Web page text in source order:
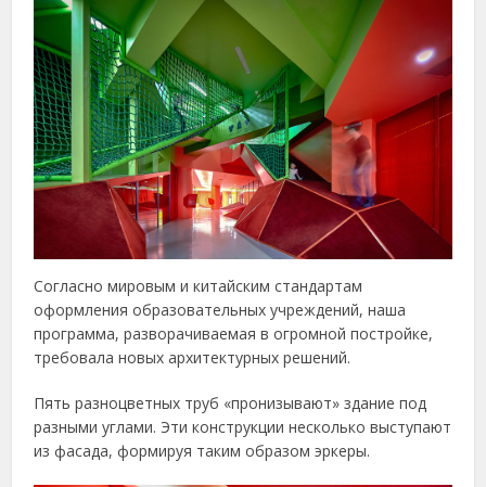
Согласно мировым и китайским стандартам
оформления образовательных учреждений, наша
программа, разворачиваемая в огромной постройке,
требовала новых архитектурных решений.
Пять разноцветных труб «пронизывают» здание под
разными углами. Эти конструкции несколько выступают
из фасада, формируя таким образом эркеры.